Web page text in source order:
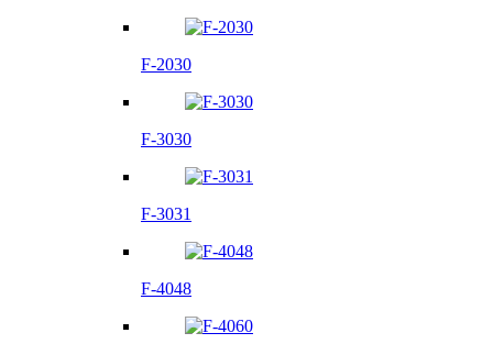
F-2030
F-3030
F-3031
F-4048